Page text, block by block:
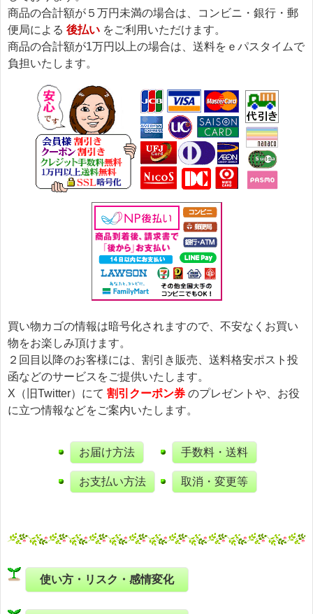
商品の合計額が５万円未満の場合は、コンビニ・銀行・郵
便局による 後払い をご利用いただけます。
商品の合計額が1万円以上の場合は、送料をｅパスタイムで
負担いたします。
買い物カゴの情報は暗号化されますので、不安なくお買い
物をお楽しみ頂けます。
２回目以降のお客様には、割引き販売、送料格安ポスト投
函などのサービスをご提供いたします。
X（旧Twitter）にて 割引クーポン券 のプレゼントや、お役
に立つ情報などをご案内いたします。
お届け方法
お支払い方法
手数料・送料
取消・変更等
使い方・リスク・感情変化